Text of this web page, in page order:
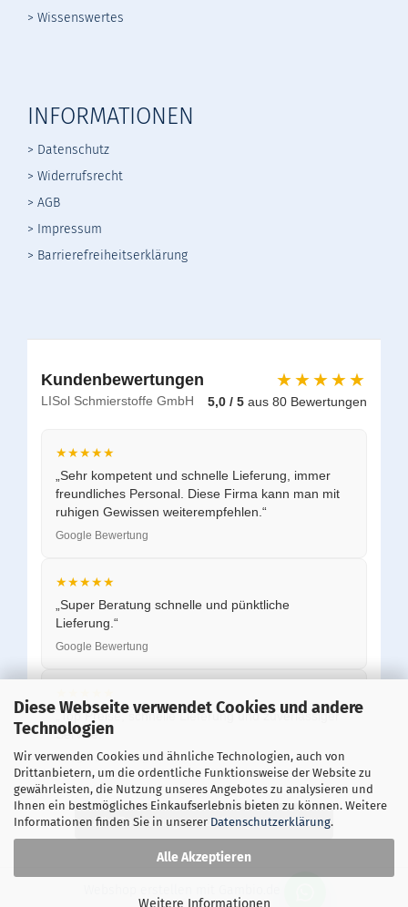
Diese Webseite verwendet Cookies und andere
Technologien
Wir verwenden Cookies und ähnliche Technologien, auch von
Drittanbietern, um die ordentliche Funktionsweise der Website zu
gewährleisten, die Nutzung unseres Angebotes zu analysieren und
Ihnen ein bestmögliches Einkaufserlebnis bieten zu können. Weitere
Informationen finden Sie in unserer Datenschutzerklärung.
Alle Akzeptieren
Weitere Informationen
> Wissenswertes
INFORMATIONEN
> Datenschutz
> Widerrufsrecht
> AGB
> Impressum
> Barrierefreiheitserklärung
Kundenbewertungen
LISol Schmierstoffe GmbH
★★★★★
5,0 / 5 aus 80 Bewertungen
★★★★★
„Sehr kompetent und schnelle Lieferung, immer
freundliches Personal. Diese Firma kann man mit
ruhigen Gewissen weiterempfehlen.“
Google Bewertung
★★★★★
„Super Beratung schnelle und pünktliche
Lieferung.“
Google Bewertung
„Top Preise, schnelle Lieferung und zuverlässiger
Service.“
Google Bewertung
Alle Bewertungen auf Google ansehen